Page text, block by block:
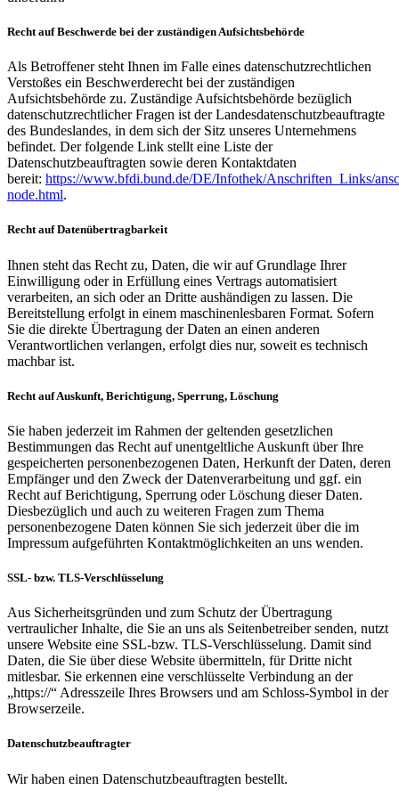
Recht auf Beschwerde bei der zuständigen Aufsichtsbehörde
Als Betroffener steht Ihnen im Falle eines datenschutzrechtlichen
Verstoßes ein Beschwerderecht bei der zuständigen
Aufsichtsbehörde zu. Zuständige Aufsichtsbehörde bezüglich
datenschutzrechtlicher Fragen ist der Landesdatenschutzbeauftragte
des Bundeslandes, in dem sich der Sitz unseres Unternehmens
befindet. Der folgende Link stellt eine Liste der
Datenschutzbeauftragten sowie deren Kontaktdaten
bereit: https://www.bfdi.bund.de/DE/Infothek/Anschriften_Links/
node.html.
Recht auf Datenübertragbarkeit
Ihnen steht das Recht zu, Daten, die wir auf Grundlage Ihrer
Einwilligung oder in Erfüllung eines Vertrags automatisiert
verarbeiten, an sich oder an Dritte aushändigen zu lassen. Die
Bereitstellung erfolgt in einem maschinenlesbaren Format. Sofern
Sie die direkte Übertragung der Daten an einen anderen
Verantwortlichen verlangen, erfolgt dies nur, soweit es technisch
machbar ist.
Recht auf Auskunft, Berichtigung, Sperrung, Löschung
Sie haben jederzeit im Rahmen der geltenden gesetzlichen
Bestimmungen das Recht auf unentgeltliche Auskunft über Ihre
gespeicherten personenbezogenen Daten, Herkunft der Daten, deren
Empfänger und den Zweck der Datenverarbeitung und ggf. ein
Recht auf Berichtigung, Sperrung oder Löschung dieser Daten.
Diesbezüglich und auch zu weiteren Fragen zum Thema
personenbezogene Daten können Sie sich jederzeit über die im
Impressum aufgeführten Kontaktmöglichkeiten an uns wenden.
SSL- bzw. TLS-Verschlüsselung
Aus Sicherheitsgründen und zum Schutz der Übertragung
vertraulicher Inhalte, die Sie an uns als Seitenbetreiber senden, nutzt
unsere Website eine SSL-bzw. TLS-Verschlüsselung. Damit sind
Daten, die Sie über diese Website übermitteln, für Dritte nicht
mitlesbar. Sie erkennen eine verschlüsselte Verbindung an der
„https://“ Adresszeile Ihres Browsers und am Schloss-Symbol in der
Browserzeile.
Datenschutzbeauftragter
Wir haben einen Datenschutzbeauftragten bestellt.